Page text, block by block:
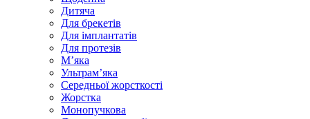
Дитяча
Для брекетів
Для імплантатів
Для протезів
Мʼяка
Ультрамʼяка
Середньої жорсткості
Жорстка
Монопучкова